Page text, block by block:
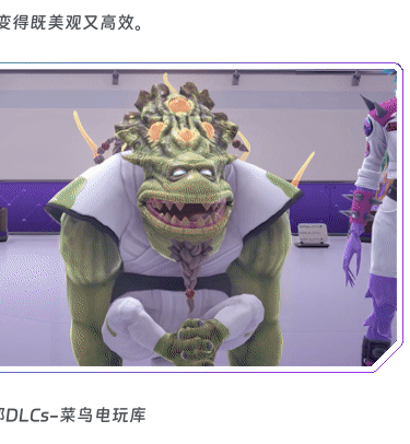
既美观又高效。